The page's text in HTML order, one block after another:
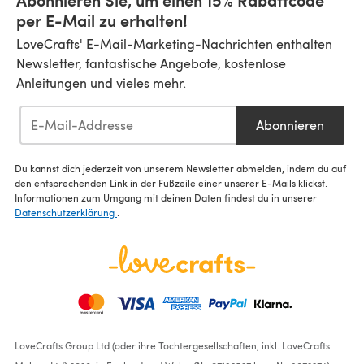
per E-Mail zu erhalten!
LoveCrafts' E-Mail-Marketing-Nachrichten enthalten
Newsletter, fantastische Angebote, kostenlose
Anleitungen und vieles mehr.
Abonnieren
Du kannst dich jederzeit von unserem Newsletter abmelden, indem du auf
den entsprechenden Link in der Fußzeile einer unserer E-Mails klickst.
Informationen zum Umgang mit deinen Daten findest du in unserer
Datenschutzerklärung
LoveCrafts Group Ltd (oder ihre Tochtergesellschaften, inkl. LoveCrafts